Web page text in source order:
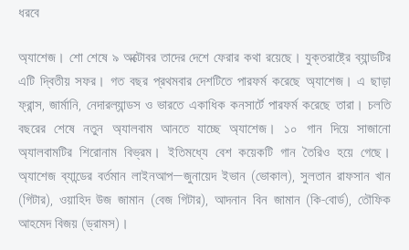
ধরবে
অ্যাশেজ। শো শেষে ৯ অক্টোবর তাদের দেশে ফেরার কথা রয়েছে। যুক্তরাষ্ট্রে ব্যান্ডটির
এটি দ্বিতীয় সফর। গত বছর প্রথমবার দেশটিতে পারফর্ম করেছে অ্যাশেজ। এ ছাড়া
ফ্রান্স, জার্মানি, নেদারল্যান্ডস ও ভারতে একাধিক কনসার্টে পারফর্ম করেছে তারা। চলতি
বছরের শেষে নতুন অ্যালবাম আনতে যাচ্ছে অ্যাশেজ। ১০ গান দিয়ে সাজানো
অ্যালবামটির শিরোনাম বিভ্রম। ইতিমধ্যে বেশ কয়েকটি গান তৈরিও হয়ে গেছে।
অ্যাশেজ ব্যান্ডের বর্তমান লাইনআপ—জুনায়েদ ইভান (ভোকাল), সুলতান রাফসান খান
(গিটার), ওয়াহিদ উজ জামান (বেজ গিটার), আদনান বিন জামান (কি-বোর্ড), তৌফিক
আহমেদ বিজয় (ড্রামস)।